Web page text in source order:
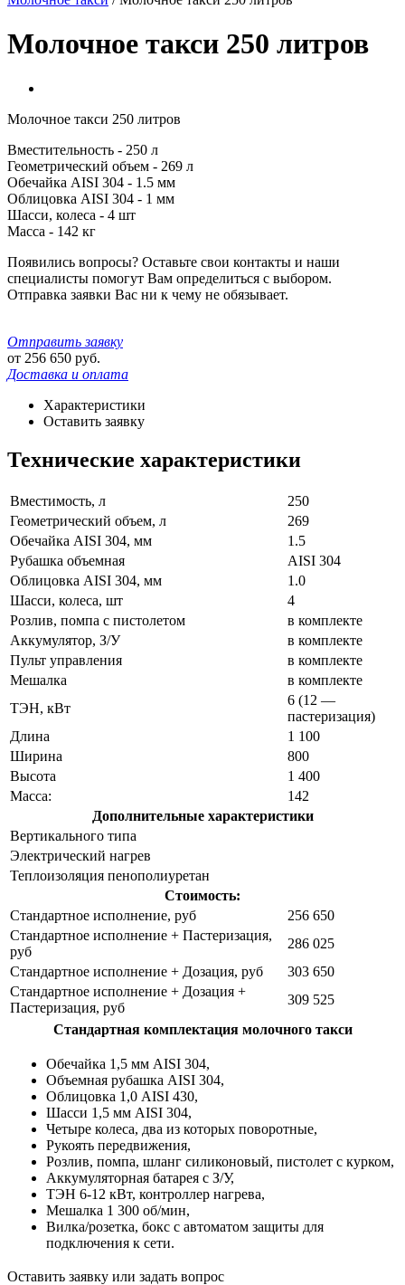
Молочное такси 250 литров
Молочное такси 250 литров
Вместительность - 250 л
Геометрический объем - 269 л
Обечайка AISI 304 - 1.5 мм
Облицовка AISI 304 - 1 мм
Шасси, колеса - 4 шт
Масса - 142 кг
Появились вопросы? Оставьте свои контакты и наши
специалисты помогут Вам определиться с выбором.
Отправка заявки Вас ни к чему не обязывает.
Отправить заявку
от 256 650 руб.
Доставка и оплата
Характеристики
Оставить заявку
Технические характеристики
Вместимость, л
250
Геометрический объем, л
269
Обечайка AISI 304, мм
1.5
Рубашка объемная
AISI 304
Облицовка AISI 304, мм
1.0
Шасси, колеса, шт
4
Розлив, помпа с пистолетом
в комплекте
Аккумулятор, З/У
в комплекте
Пульт управления
в комплекте
Мешалка
в комплекте
ТЭН, кВт
6 (12 —
пастеризация)
Длина
1 100
Ширина
800
Высота
1 400
Масса:
142
Дополнительные характеристики
Вертикального типа
Электрический нагрев
Теплоизоляция пенополиуретан
Стоимость:
Стандартное исполнение, руб
256 650
Стандартное исполнение + Пастеризация,
руб
286 025
Стандартное исполнение + Дозация, руб
303 650
Стандартное исполнение + Дозация +
Пастеризация, руб
309 525
Стандартная комплектация молочного такси
Обечайка 1,5 мм AISI 304,
Объемная рубашка AISI 304,
Облицовка 1,0 AISI 430,
Шасси 1,5 мм AISI 304,
Четыре колеса, два из которых поворотные,
Рукоять передвижения,
Розлив, помпа, шланг силиконовый, пистолет с курком,
Аккумуляторная батарея с З/У,
ТЭН 6-12 кВт, контроллер нагрева,
Мешалка 1 300 об/мин,
Вилка/розетка, бокс с автоматом защиты для
подключения к сети.
Оставить заявку или задать вопрос